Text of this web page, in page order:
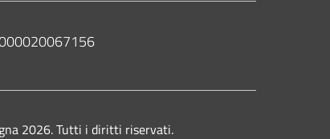
2026. Tutti i diritti riservati.